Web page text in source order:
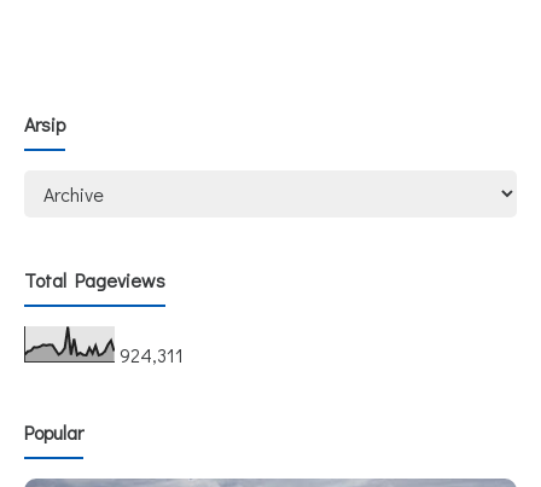
Arsip
Total Pageviews
924,311
Popular